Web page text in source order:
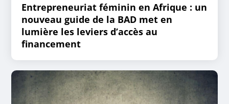
Entrepreneuriat féminin en Afrique : un
nouveau guide de la BAD met en
lumière les leviers d’accès au
financement